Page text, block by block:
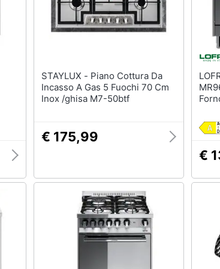
STAYLUX - Piano Cottura Da
Incasso A Gas 5 Fuochi 70 Cm
Inox /ghisa M7-50btf
€ 175,99
LOFRA -
€